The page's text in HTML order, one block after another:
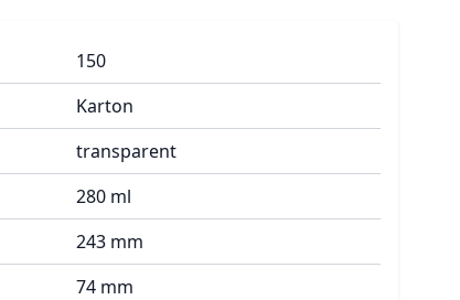
150
Karton
transparent
280 ml
243 mm
74 mm